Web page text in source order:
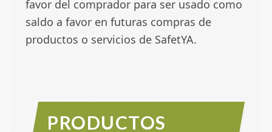
favor del comprador para ser usado como
saldo a favor en futuras compras de
productos o servicios de SafetYA.
PRODUCTOS